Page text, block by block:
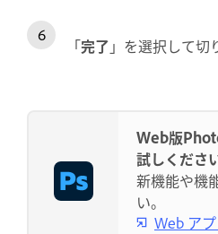
「完了 」を選択して切
Web版
試しくださ
新機能や機
い。
Web ア